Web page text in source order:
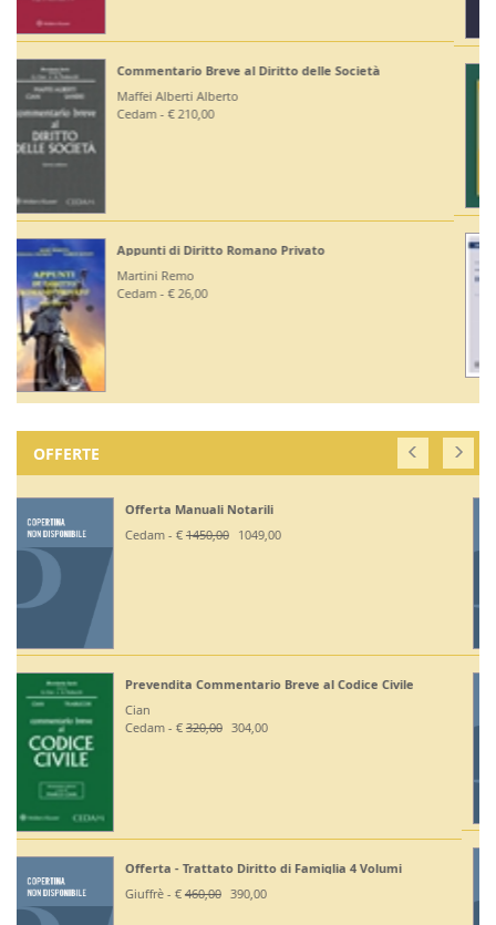
Diritto Bancario e Finanziario
Bontempi Paolo
Giuffrè - € 55,00
Diritto Costituzionale
Mezzetti Luca
Giuffrè - € 46,00
OFFERTE
Off. Codici Civile, Penale, Proc Civile, Proc Penale
Off Codici Civile e Penale 2026 - Esame Avvocato